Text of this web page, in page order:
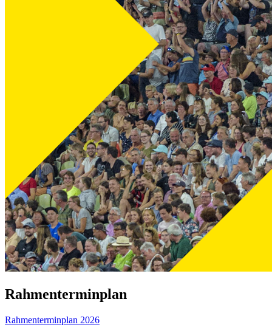
Rahmenterminplan
Rahmenterminplan 2026